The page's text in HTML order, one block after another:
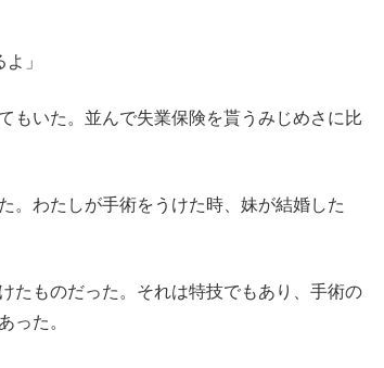
」
いた。並んで失業保険を貰うみじめさに比
。わたしが手術をうけた時、妹が結婚した
たものだった。それは特技でもあり、手術の
った。